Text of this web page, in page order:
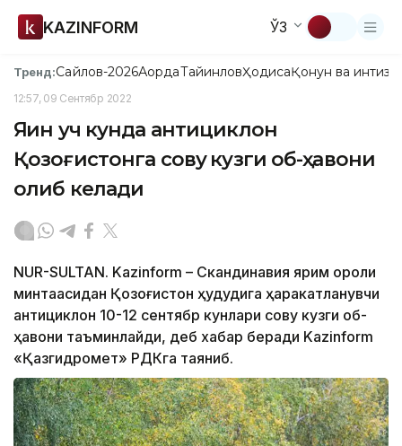
KAZINFORM ЎЗ
Тренд:Сайлов-2026АқордаТайинловҲодисаҚонун ва
12:57, 09 Сентябр 2022
Яқин уч кунда антициклон
Қозоғистонга совуқ кузги об-ҳавони
олиб келади
NUR-SULTAN. Kazinform – Скандинавия ярим ороли
минтақасидан Қозоғистон ҳудудига ҳаракатланувчи
антициклон 10-12 сентябр кунлари совуқ кузги об-
ҳавони таъминлайди, деб хабар беради Kazinform
«Қазгидромет» РДКга таяниб.